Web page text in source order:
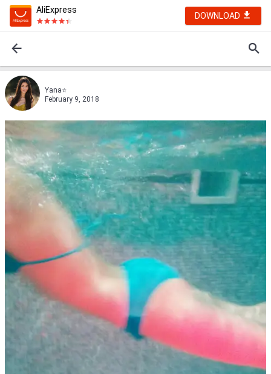
AliExpress
DOWNLOAD
Yana⭐
February 9, 2018